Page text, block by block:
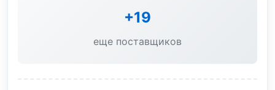
+19
еще поставщиков